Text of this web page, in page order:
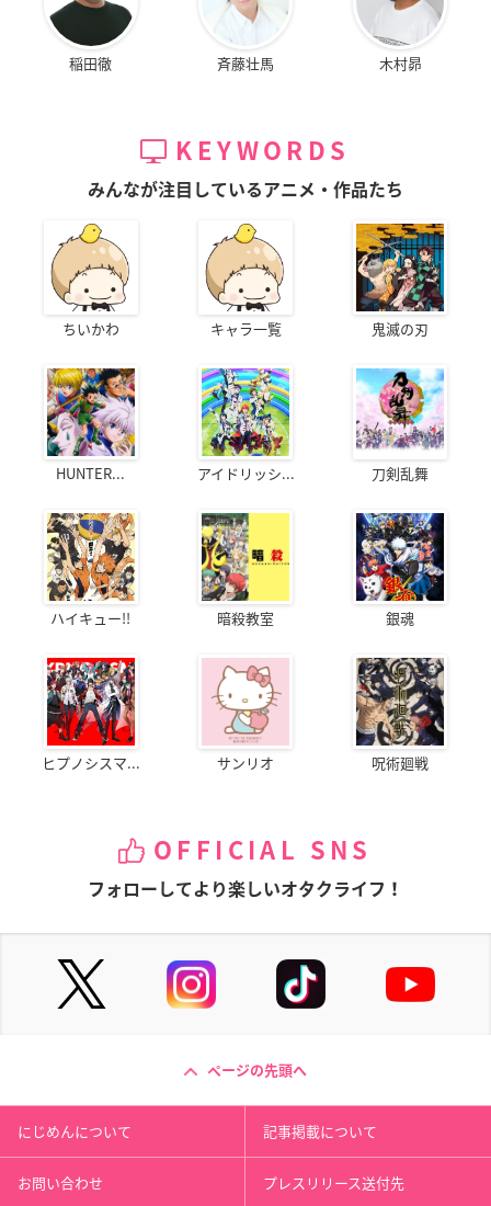
稲田徹 斉藤壮馬 木村昴
KEYWORDS
みんなが注目しているアニメ・作品たち
ちいかわ キャラ一覧 鬼滅の刃
HUNTER... アイドリッシ... 刀剣乱舞
ハイキュー!! 暗殺教室 銀魂
ヒプノシスマ... サンリオ 呪術廻戦
OFFICIAL SNS
フォローしてより楽しいオタクライフ！
ページの先頭へ
にじめんについて 記事掲載について
お問い合わせ プレスリリース送付先